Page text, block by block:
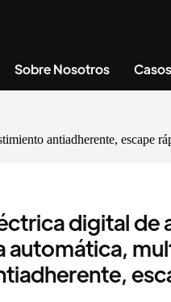
Sobre Nosotros Casos
antiadherente, escape
digital de
automática,